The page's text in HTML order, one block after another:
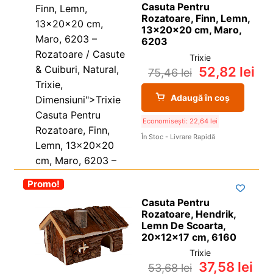
Casuta Pentru
Rozatoare, Finn, Lemn,
13x20x20 cm, Maro,
6203
Trixie
75,46lei 52,82 lei
Adaugă în coș
Economisești: 22,64 lei
În Stoc - Livrare Rapidă
-30%
Promo!
Casuta Pentru
Rozatoare, Hendrik,
Lemn De Scoarta,
20x12x17 cm, 6160
Trixie
53,68lei 37,58 lei